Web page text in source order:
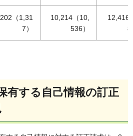
（1,31
7）
10,214（10,
536）
12,416
する自己情報の訂正